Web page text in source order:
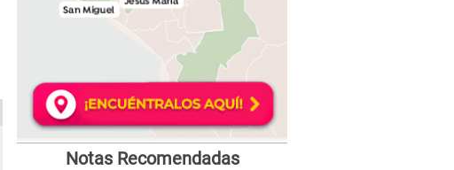
Notas Recomendadas